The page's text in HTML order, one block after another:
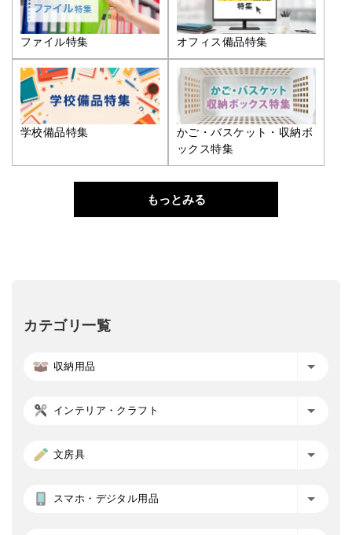
ファイル特集 オフィス備品特集
学校備品特集
かご・バスケット・収納ボ
ックス特集
もっとみる
カテゴリ一覧
収納用品
インテリア・クラフト
文房具
スマホ・デジタル用品